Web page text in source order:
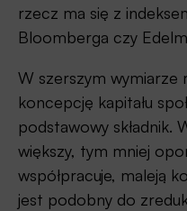
rzecz ma się z
Bloomberga czy
W szerszym wymiarze
koncepcję kapitału
podstawowy składnik.
większy, tym mniej
współpracuje, maleją
jest podobny do